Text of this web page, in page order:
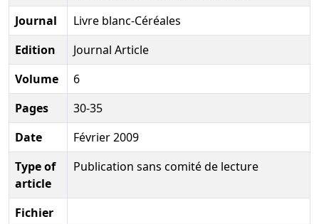
Journal
Livre blanc-Céréales
Edition
Journal Article
Volume
6
Pages
30-35
Date
Février 2009
Type of
article
Publication sans comité de lecture
Fichier